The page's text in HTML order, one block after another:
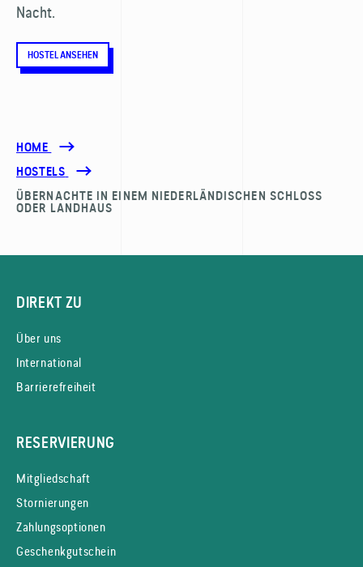
Nacht.
HOSTEL ANSEHEN
HOME
HOSTELS
ÜBERNACHTE IN EINEM NIEDERLÄNDISCHEN SCHLOSS
ODER LANDHAUS
DIREKT ZU
Über uns
International
Barrierefreiheit
RESERVIERUNG
Mitgliedschaft
Stornierungen
Zahlungsoptionen
Geschenkgutschein